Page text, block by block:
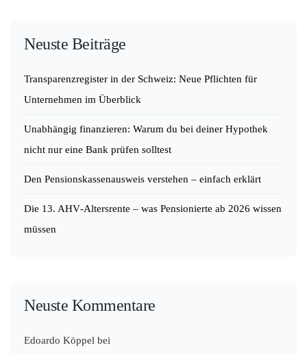
Neuste Beiträge
Transparenzregister in der Schweiz: Neue Pflichten für
Unternehmen im Überblick
Unabhängig finanzieren: Warum du bei deiner Hypothek
nicht nur eine Bank prüfen solltest
Den Pensionskassenausweis verstehen – einfach erklärt
Die 13. AHV‑Altersrente – was Pensionierte ab 2026 wissen
müssen
Neuste Kommentare
Edoardo Köppel bei